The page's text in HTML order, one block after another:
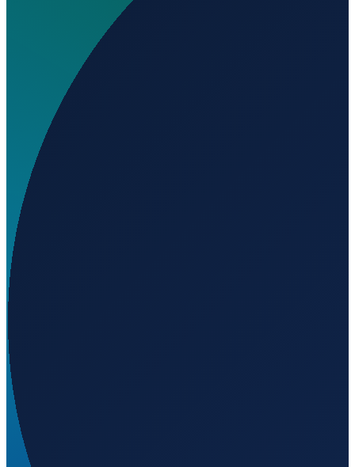
Wo liegt Aeródromo Valdetorres?
Wird geladen...
38.94265
Barcelona